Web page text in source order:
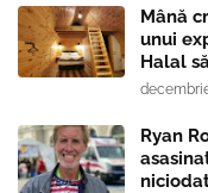
Mână
unui
Halal
Ryan